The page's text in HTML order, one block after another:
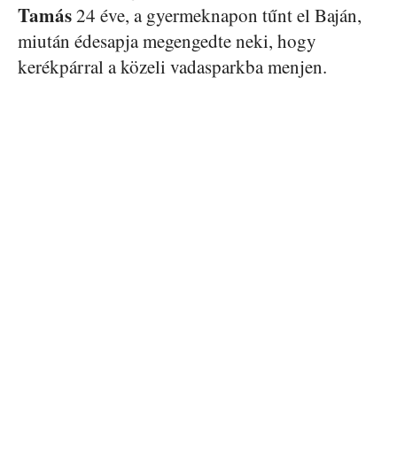
Tamás24 éve, a gyermeknapon tűnt el Baján,
miután édesapja megengedte neki, hogy
kerékpárral a közeli vadasparkba menjen.